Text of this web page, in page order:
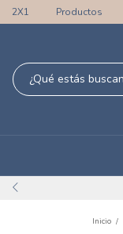
2X1 Productos
Inicio /